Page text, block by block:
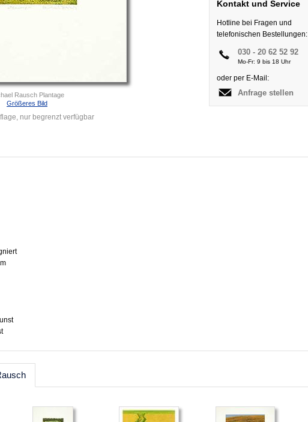
Rausch Plantage
Größeres Bild
nur begrenzt verfügbar
Kontakt und Service
Hotline bei Fragen und
telefonischen Bestellungen:
030 - 20 62 52 92
Mo-Fr: 9 bis 18 Uhr
oder per E-Mail:
Anfrage stellen